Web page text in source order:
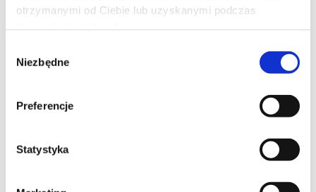
otrzymanymi od Ciebie lub uzyskanymi podczas
zgody
Niezbędne
Preferencje
Statystyka
To ,co znika, zostaje
Widowisko taneczne w wykonaniu tancerzy Zespołu Tańca CODA.
jako metafora przemijania, rozwoju i wzrastania… tracenia i
zyskiwania… Choreografie taneczne wzbogacone zostaną
dźwiękami wyjątkowego instrumentu (handpan), na którym
*******
potwierdzony komunikatem wysyłanym na adres e-mail, podany